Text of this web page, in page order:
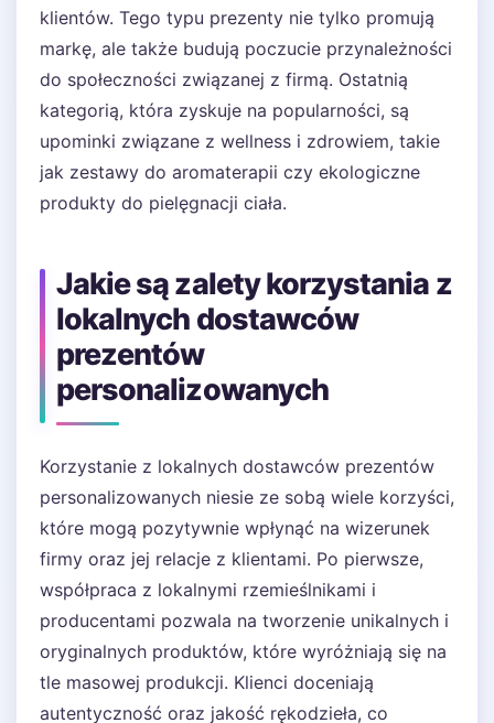
klientów. Tego typu prezenty nie tylko promują
markę, ale także budują poczucie przynależności
do społeczności związanej z firmą. Ostatnią
kategorią, która zyskuje na popularności, są
upominki związane z wellness i zdrowiem, takie
jak zestawy do aromaterapii czy ekologiczne
produkty do pielęgnacji ciała.
Jakie są zalety korzystania z
lokalnych dostawców
prezentów
personalizowanych
Korzystanie z lokalnych dostawców prezentów
personalizowanych niesie ze sobą wiele korzyści,
które mogą pozytywnie wpłynąć na wizerunek
firmy oraz jej relacje z klientami. Po pierwsze,
współpraca z lokalnymi rzemieślnikami i
producentami pozwala na tworzenie unikalnych i
oryginalnych produktów, które wyróżniają się na
tle masowej produkcji. Klienci doceniają
autentyczność oraz jakość rękodzieła, co